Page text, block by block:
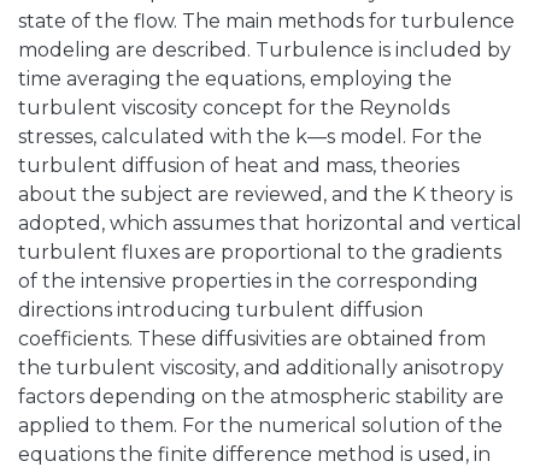
state of the flow. The main methods for turbulence
modeling are described. Turbulence is included by
time averaging the equations, employing the
turbulent viscosity concept for the Reynolds
stresses, calculated with the k—s model. For the
turbulent diffusion of heat and mass, theories
about the subject are reviewed, and the K theory is
adopted, which assumes that horizontal and vertical
turbulent fluxes are proportional to the gradients
of the intensive properties in the corresponding
directions introducing turbulent diffusion
coefficients. These diffusivities are obtained from
the turbulent viscosity, and additionally anisotropy
factors depending on the atmospheric stability are
applied to them. For the numerical solution of the
equations the finite difference method is used, in